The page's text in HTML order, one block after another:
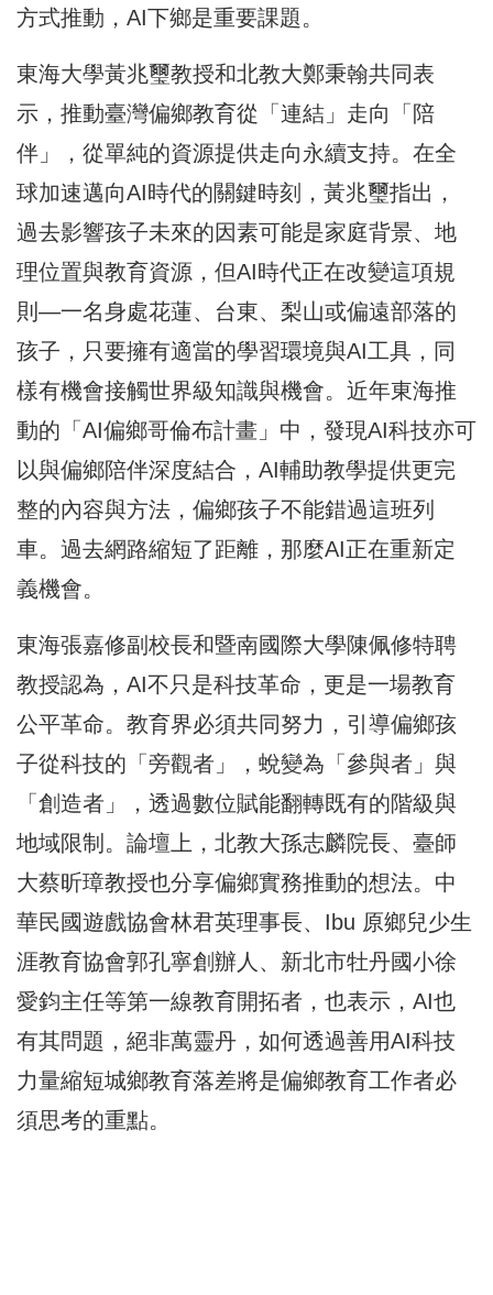
方式推動，AI下鄉是重要課題。
東海大學黃兆璽教授和北教大鄭秉翰共同表
示，推動臺灣偏鄉教育從「連結」走向「陪
伴」，從單純的資源提供走向永續支持。在全
球加速邁向AI時代的關鍵時刻，黃兆璽指出，
過去影響孩子未來的因素可能是家庭背景、地
理位置與教育資源，但AI時代正在改變這項規
則—一名身處花蓮、台東、梨山或偏遠部落的
孩子，只要擁有適當的學習環境與AI工具，同
樣有機會接觸世界級知識與機會。近年東海推
動的「AI偏鄉哥倫布計畫」中，發現AI科技亦可
以與偏鄉陪伴深度結合，AI輔助教學提供更完
整的內容與方法，偏鄉孩子不能錯過這班列
車。過去網路縮短了距離，那麼AI正在重新定
義機會。
東海張嘉修副校長和暨南國際大學陳佩修特聘
教授認為，AI不只是科技革命，更是一場教育
公平革命。教育界必須共同努力，引導偏鄉孩
子從科技的「旁觀者」，蛻變為「參與者」與
「創造者」，透過數位賦能翻轉既有的階級與
地域限制。論壇上，北教大孫志麟院長、臺師
大蔡昕璋教授也分享偏鄉實務推動的想法。中
華民國遊戲協會林君英理事長、Ibu 原鄉兒少生
涯教育協會郭孔寧創辦人、新北市牡丹國小徐
愛鈞主任等第一線教育開拓者，也表示，AI也
有其問題，絕非萬靈丹，如何透過善用AI科技
力量縮短城鄉教育落差將是偏鄉教育工作者必
須思考的重點。